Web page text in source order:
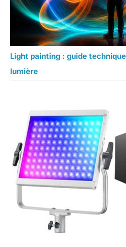
Light painting : guide
lumière